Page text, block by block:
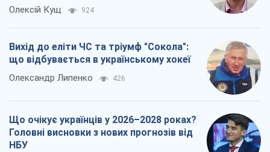
Олексій Кущ 924
Вихід до еліти ЧС та тріумф "Сокола":
що відбувається в українському хокеї
Олександр Липенко 426
Що очікує українців у 2026–2028 роках?
Головні висновки з нових прогнозів від
НБУ